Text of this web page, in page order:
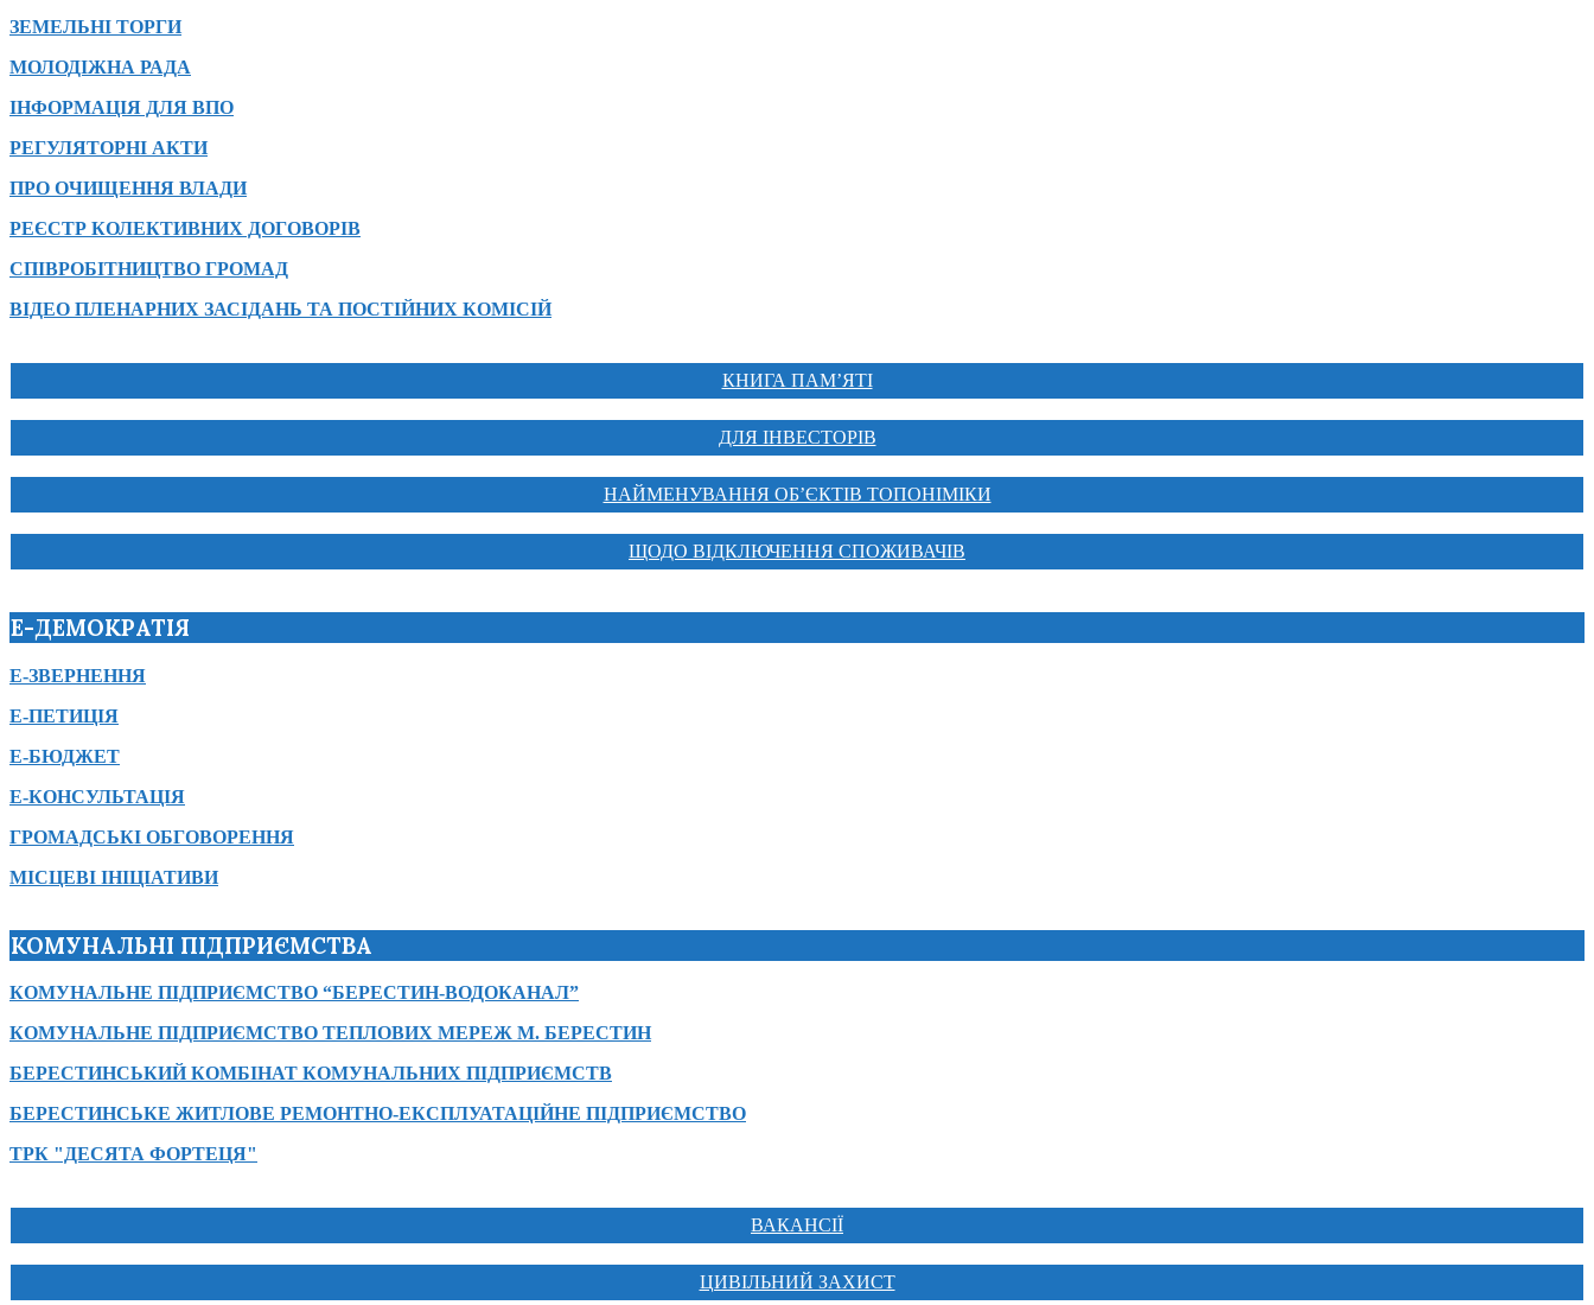
ЗЕМЕЛЬНІ ТОРГИ
МОЛОДІЖНА РАДА
ІНФОРМАЦІЯ ДЛЯ ВПО
РЕГУЛЯТОРНІ АКТИ
ПРО ОЧИЩЕННЯ ВЛАДИ
РЕЄСТР КОЛЕКТИВНИХ ДОГОВОРІВ
СПІВРОБІТНИЦТВО ГРОМАД
ВІДЕО ПЛЕНАРНИХ ЗАСІДАНЬ ТА ПОСТІЙНИХ КОМІСІЙ
КНИГА ПАМ’ЯТІ
ДЛЯ ІНВЕСТОРІВ
НАЙМЕНУВАННЯ ОБ’ЄКТІВ ТОПОНІМІКИ
ЩОДО ВІДКЛЮЧЕННЯ СПОЖИВАЧІВ
Е-ДЕМОКРАТІЯ
Е-ЗВЕРНЕННЯ
Е-ПЕТИЦІЯ
Е-БЮДЖЕТ
Е-КОНСУЛЬТАЦІЯ
ГРОМАДСЬКІ ОБГОВОРЕННЯ
МІСЦЕВІ ІНІЦІАТИВИ
КОМУНАЛЬНІ ПІДПРИЄМСТВА
КОМУНАЛЬНЕ ПІДПРИЄМСТВО “БЕРЕСТИН-ВОДОКАНАЛ”
КОМУНАЛЬНЕ ПІДПРИЄМСТВО ТЕПЛОВИХ МЕРЕЖ М. БЕРЕСТИН
БЕРЕСТИНСЬКИЙ КОМБІНАТ КОМУНАЛЬНИХ ПІДПРИЄМСТВ
БЕРЕСТИНСЬКЕ ЖИТЛОВЕ РЕМОНТНО-ЕКСПЛУАТАЦІЙНЕ ПІДПРИЄМСТВО
ТРК "ДЕСЯТА ФОРТЕЦЯ"
ВАКАНСІЇ
ЦИВІЛЬНИЙ ЗАХИСТ